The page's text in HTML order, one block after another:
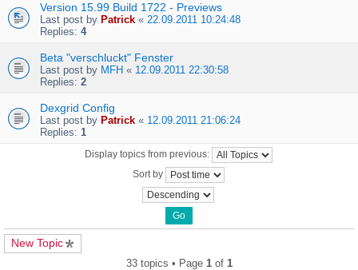
Version 15.99 Build 1722 - Previews
Last post by Patrick « 22.09.2011 10:24:48
Replies: 4
Beta "verschluckt" Fenster
Last post by MFH « 12.09.2011 22:30:58
Replies: 2
Dexgrid Config
Last post by Patrick « 12.09.2011 21:06:24
Replies: 1
Display topics from previous:
Sort by
New Topic
33 topics • Page 1of 1